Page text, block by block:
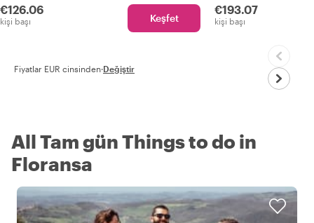
€126.06
kişi başı Keşfet
€193.07
kişi başı
Fiyatlar EUR cinsinden·Değiştir
All Tam gün Things to do in
Floransa